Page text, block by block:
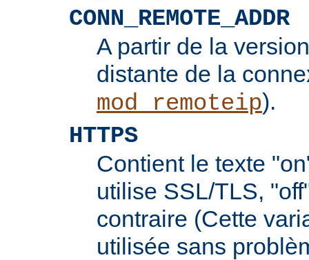
CONN_REMOTE_ADDR
A partir de la
distante de la
mod_remoteip).
HTTPS
Contient le texte
utilise SSL/TLS,
contraire (Cette
utilisée sans